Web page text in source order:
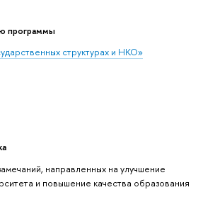
программы
структурах и НКО»
направленных на улучшение
и повышение качества образования